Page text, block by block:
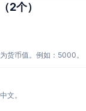
2个）
货币值。例如：5000。
文。